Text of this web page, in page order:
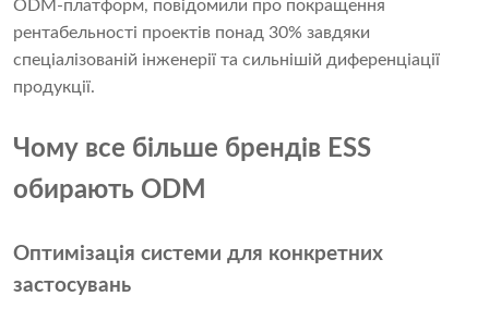
ODM-платформ, повідомили про покращення
рентабельності проектів понад 30% завдяки
спеціалізованій інженерії та сильнішій диференціації
продукції.
Чому все більше брендів ESS
обирають ODM
Оптимізація системи для конкретних
застосувань